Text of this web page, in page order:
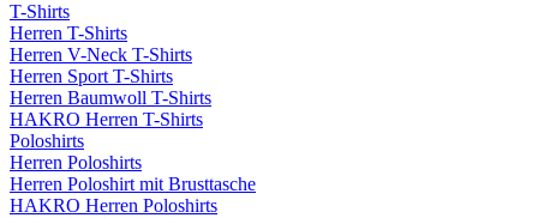
T-Shirts
Herren T-Shirts
Herren V-Neck T-Shirts
Herren Sport T-Shirts
Herren Baumwoll T-Shirts
HAKRO Herren T-Shirts
Poloshirts
Herren Poloshirts
Herren Poloshirt mit Brusttasche
HAKRO Herren Poloshirts